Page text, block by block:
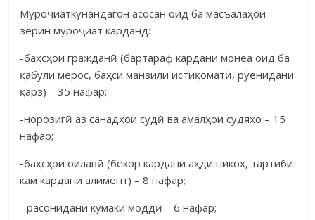
Муроҷиаткунандагон асосан оид ба масъалаҳои
зерин муроҷиат карданд:
-баҳсҳои гражданӣ (бартараф кардани монеа оид ба
қабули мерос, баҳси манзили истиқоматӣ, рӯёнидани
қарз) – 35 нафар;
-норозигӣ аз санадҳои судӣ ва амалҳои судяҳо – 15
нафар;
-баҳсҳои оилавӣ (бекор кардани ақди никоҳ, тартиби
кам кар­дани али­мент) – 8 нафар;
-расонидани кӯмаки моддӣ – 6 нафар;